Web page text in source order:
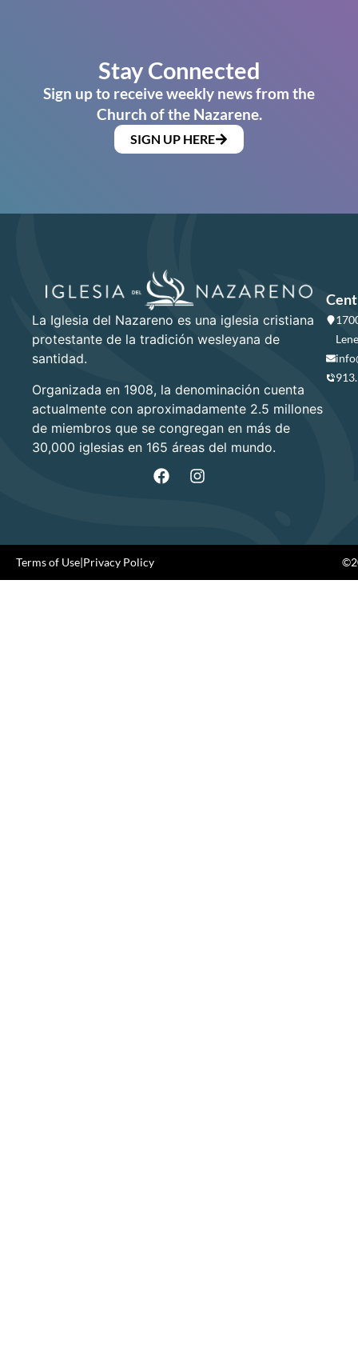
Stay Connected
Sign up to receive weekly news from the
Church of the Nazarene.
SIGN UP HERE
La Iglesia del Nazareno es una iglesia cristiana
protestante de la tradición wesleyana de
santidad.
Organizada en 1908, la denominación cuenta
actualmente con aproximadamente 2.5 millones
de miembros que se congregan en más de
30,000 iglesias en 165 áreas del mundo.
Terms of Use|Privacy Policy